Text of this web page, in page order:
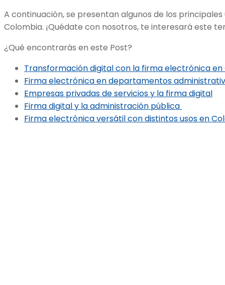
A continuación, se presentan algunos de los
Colombia. ¡Quédate con nosotros, te interesará este
¿Qué encontrarás en este Post?
Transformación digital con la firma electrónica en
Firma electrónica en departamentos
Empresas privadas de servicios y la firma digital
Firma digital y la administración pública
Firma electrónica versátil con distintos usos en